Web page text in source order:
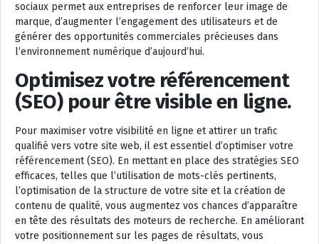
sociaux permet aux entreprises de renforcer leur image de
marque, d’augmenter l’engagement des utilisateurs et de
générer des opportunités commerciales précieuses dans
l’environnement numérique d’aujourd’hui.
Optimisez votre référencement
(SEO) pour être visible en ligne.
Pour maximiser votre visibilité en ligne et attirer un trafic
qualifié vers votre site web, il est essentiel d’optimiser votre
référencement (SEO). En mettant en place des stratégies SEO
efficaces, telles que l’utilisation de mots-clés pertinents,
l’optimisation de la structure de votre site et la création de
contenu de qualité, vous augmentez vos chances d’apparaître
en tête des résultats des moteurs de recherche. En améliorant
votre positionnement sur les pages de résultats, vous